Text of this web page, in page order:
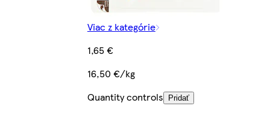
Viac z kategórie
1,65 €
16,50 €/kg
Quantity controls
Pridať